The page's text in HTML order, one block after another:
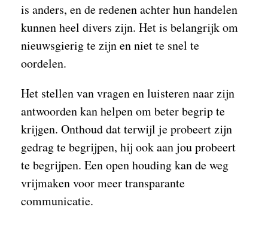
is anders, en de redenen achter hun handelen
kunnen heel divers zijn. Het is belangrijk om
nieuwsgierig te zijn en niet te snel te
oordelen.
Het stellen van vragen en luisteren naar zijn
antwoorden kan helpen om beter begrip te
krijgen. Onthoud dat terwijl je probeert zijn
gedrag te begrijpen, hij ook aan jou probeert
te begrijpen. Een open houding kan de weg
vrijmaken voor meer transparante
communicatie.